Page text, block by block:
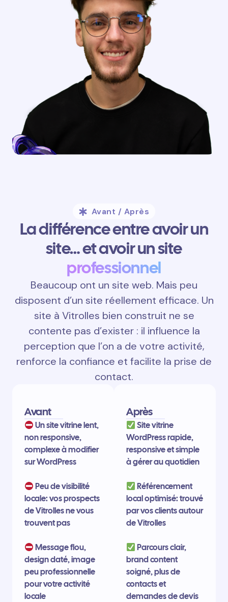
Avant / Après
La différence entre avoir un
site… et avoir un site
professionnel
Beaucoup ont un site web. Mais peu
disposent d’un site réellement efficace. Un
site à Vitrolles bien construit ne se
contente pas d’exister : il influence la
perception que l’on a de votre activité,
renforce la confiance et facilite la prise de
contact.
Avant
Un site vitrine lent,
non responsive,
complexe à modifier
sur WordPress
Peu de visibilité
locale: vos prospects
de Vitrolles ne vous
trouvent pas
Message flou,
design daté, image
peu professionnelle
pour votre activité
locale
Après
Site vitrine
WordPress rapide,
responsive et simple
à gérer au quotidien
Référencement
local optimisé: trouvé
par vos clients autour
de Vitrolles
Parcours clair,
brand content
soigné, plus de
contacts et
demandes de devis